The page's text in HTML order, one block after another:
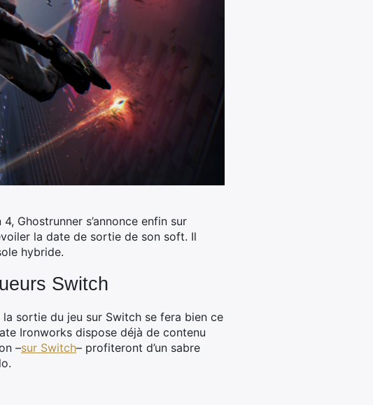
Ghostrunner s’annonce enfin sur
la date de sortie de son soft. Il
hybride.
Switch
sortie du jeu sur Switch se fera bien ce
Ironworks dispose déjà de contenu
–sur Switch– profiteront d’un sabre